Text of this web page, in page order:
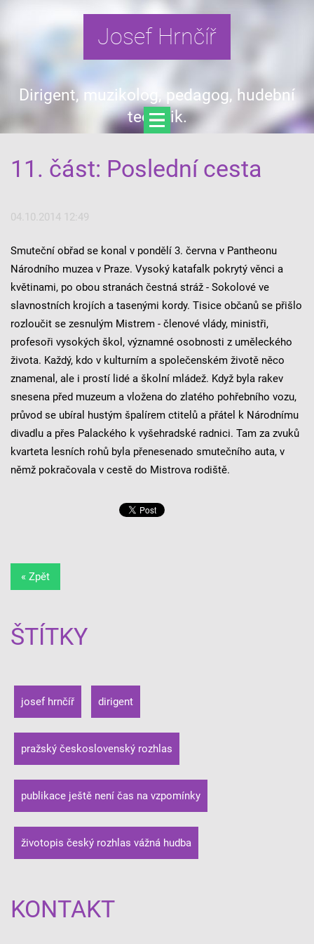
Josef Hrnčíř
Dirigent, muzikolog, pedagog, hudební
teoretik.
11. část: Poslední cesta
04.10.2014 12:49
Smuteční obřad se konal v pondělí 3. června v Pantheonu
Národního muzea v Praze. Vysoký katafalk pokrytý věnci a
květinami, po obou stranách čestná stráž - Sokolové ve
slavnostních krojích a tasenými kordy. Tisice občanů se přišlo
rozloučit se zesnulým Mistrem - členové vlády, ministři,
profesoři vysokých škol, významné osobnosti z uměleckého
života. Každý, kdo v kulturním a společenském životě něco
znamenal, ale i prostí lidé a školní mládež. Když byla rakev
snesena před muzeum a vložena do zlatého pohřebního vozu,
průvod se ubíral hustým špalírem ctitelů a přátel k Národnímu
divadlu a přes Palackého k vyšehradské radnici. Tam za zvuků
kvarteta lesních rohů byla přenesenado smutečního auta, v
němž pokračovala v cestě do Mistrova rodiště.
« Zpět
ŠTÍTKY
josef hrnčíř dirigent
pražský československý rozhlas
publikace ještě není čas na vzpomínky
životopis český rozhlas vážná hudba
KONTAKT